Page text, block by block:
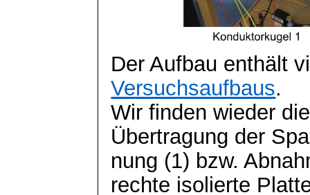
Der Aufbau enthält
Versuchsaufbaus.
Wir finden wieder
Übertragung der
nung (1) bzw.
rechte isolierte